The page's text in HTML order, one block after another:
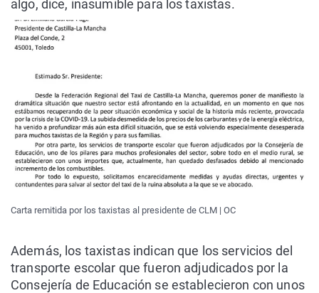
algo, dice, inasumible para los taxistas.
Carta remitida por los taxistas al presidente de CLM | OC
Además, los taxistas indican que los servicios del
transporte escolar que fueron adjudicados por la
Consejería de Educación se establecieron con unos